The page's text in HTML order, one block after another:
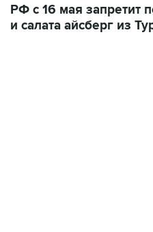
РФ с 16 мая запретит
и салата айсберг из